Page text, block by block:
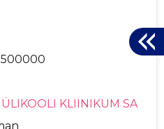
KLIINIKUM SA